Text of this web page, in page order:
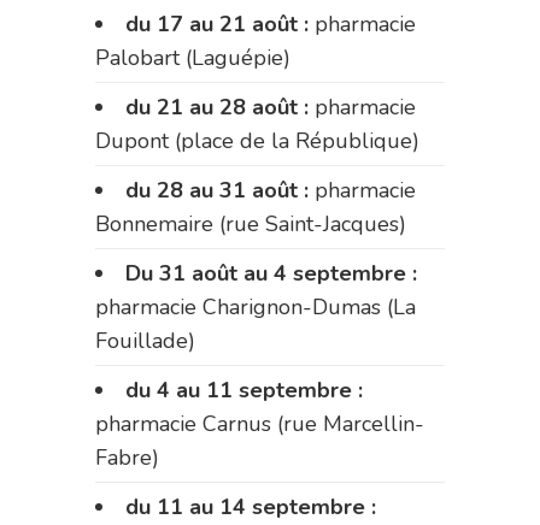
du 17 au 21 août : pharmacie
Palobart (Laguépie)
du 21 au 28 août : pharmacie
Dupont (place de la République)
du 28 au 31 août : pharmacie
Bonnemaire (rue Saint-Jacques)
Du 31 août au 4 septembre :
pharmacie Charignon-Dumas (La
Fouillade)
du 4 au 11 septembre :
pharmacie Carnus (rue Marcellin-
Fabre)
du 11 au 14 septembre :